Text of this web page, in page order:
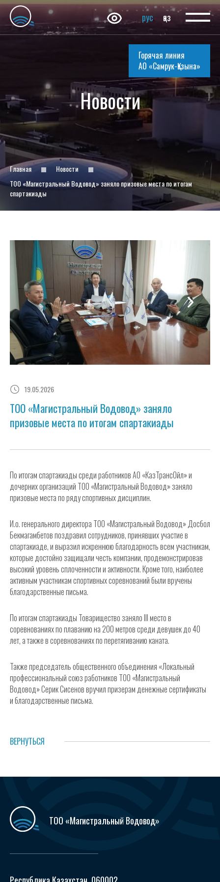
Горячая линия
АО «Самрук-Қазына»
рус қаз
Новости
Главная
Новости
ТОО «Магистральный Водовод» заняло призовые места по итогам
спартакиады
19.05.2026
ТОО «Магистральный Водовод» заняло
призовые места по итогам спартакиады
По итогам спартакиады среди работников АО «КазТрансОйл» и
дочерних организаций ТОО «Магистральный Водовод» заняло
призовые места по ряду спортивных дисциплин.
И.о. генерального директора ТОО «Магистральный Водовод» Досбол
Бекмагамбетов поздравил сотрудников, принявших участие в
спартакиаде, и выразил искреннюю благодарность всем участникам,
которые достойно защищали честь компании, продемонстрировав
высокий уровень сплоченности и активности. Кроме того, наиболее
активным участникам спортивных соревнований были вручены
благодарственные письма.
По итогам спартакиады Товарищество заняло III место в
соревнованиях по плаванию на 200 метров среди девушек до 40
лет, а также в соревнованиях по перетягиванию каната.
Также председатель общественного объединения «Локальный
профессиональный союз работников ТОО «Магистральный
Водовод» Серик Сисенов вручил призерам денежные сертификаты
и благодарственные письма.
ВЕРНУТЬСЯ
ТОО «Магистральный Водовод»